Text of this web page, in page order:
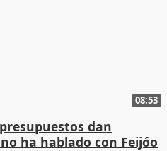
08:53
dan
ha hablado con Feijóo